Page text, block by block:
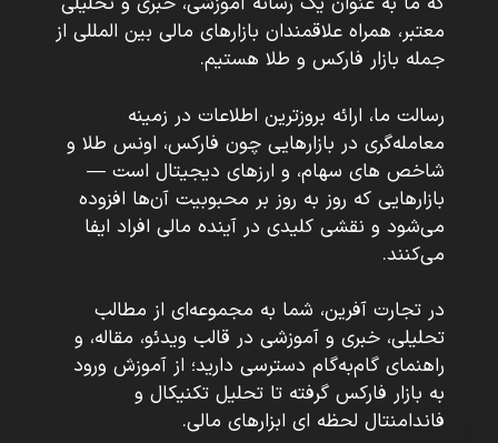
معتبر، همراه علاقمندان بازارهای مالی بین المللی از
جمله بازار فارکس و طلا هستیم.
رسالت ما، ارائه بروزترین اطلاعات در زمینه
معامله‌گری در بازارهایی چون فارکس، اونس طلا و
شاخص های سهام، و ارزهای دیجیتال است —
بازارهایی که روز به روز بر محبوبیت آن‌ها افزوده
می‌شود و نقشی کلیدی در آینده مالی افراد ایفا
می‌کنند.
در تجارت آفرین، شما به مجموعه‌ای از مطالب
تحلیلی، خبری و آموزشی در قالب ویدئو، مقاله، و
راهنمای گام‌به‌گام دسترسی دارید؛ از آموزش ورود
به بازار فارکس گرفته تا تحلیل تکنیکال و
فاندامنتال لحظه ای ابزارهای مالی.